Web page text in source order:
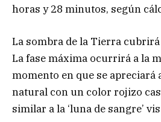
horas y 28 minutos, según
La sombra de la Tierra cubrirá
La fase máxima ocurrirá a la
momento en que se apreciará
natural con un color rojizo
similar a la ‘luna de sangre’